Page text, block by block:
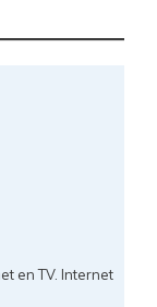
en TV. Internet